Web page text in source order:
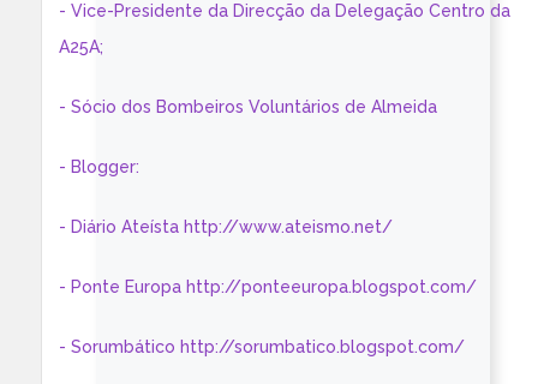
- Vice-Presidente da Direcção da Delegação Centro da
A25A;
- Sócio dos Bombeiros Voluntários de Almeida
- Blogger:
- Diário Ateísta http://www.ateismo.net/
- Ponte Europa http://ponteeuropa.blogspot.com/
- Sorumbático http://sorumbatico.blogspot.com/